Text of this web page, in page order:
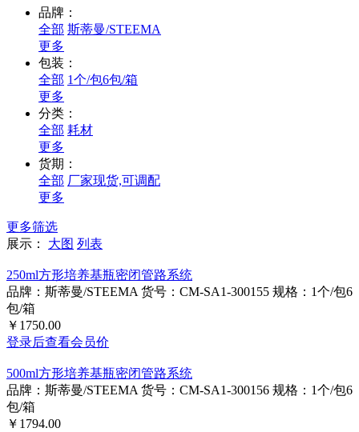
品牌：
全部 斯蒂曼/STEEMA
更多
包装：
全部 1个/包6包/箱
更多
分类：
全部 耗材
更多
货期：
全部 厂家现货,可调配
更多
更多筛选
展示：
大图 列表
250ml方形培养基瓶密闭管路系统
品牌：斯蒂曼/STEEMA 货号：CM-SA1-300155 规格：1个/包6
包/箱
￥1750.00
登录后查看会员价
500ml方形培养基瓶密闭管路系统
品牌：斯蒂曼/STEEMA 货号：CM-SA1-300156 规格：1个/包6
包/箱
￥1794.00